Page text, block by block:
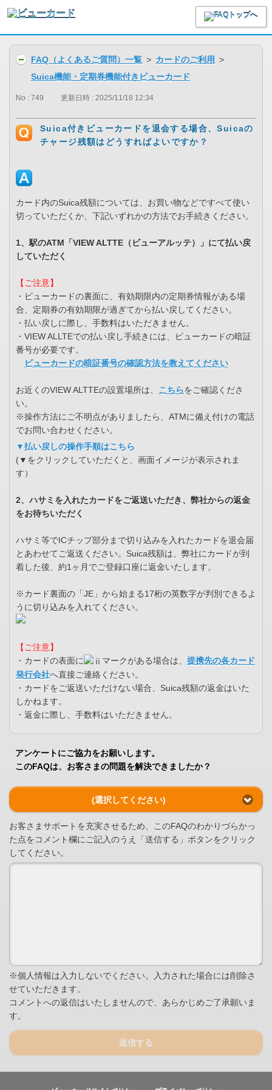
FAQ（よくあるご質問）一覧 > カードのご利用 >
Suica機能・定期券機能付きビューカード
No : 749 更新日時 : 2025/11/18 12:34
Suica付きビューカードを退会する場合、Suicaの
チャージ残額はどうすればよいですか？
カード内のSuica残額については、お買い物などですべて使い
切っていただくか、下記いずれかの方法でお手続きください。
1、駅のATM「VIEW ALTTE（ビューアルッテ）」にて払い戻
していただく
【ご注意】
・ビューカードの裏面に、有効期限内の定期券情報がある場
合、定期券の有効期限が過ぎてから払い戻してください。
・払い戻しに際し、手数料はいただきません。
・VIEW ALLTEでの払い戻し手続きには、ビューカードの暗証
番号が必要です。
ビューカードの暗証番号の確認方法を教えてください
お近くのVIEW ALTTEの設置場所は、 こちらをご確認くださ
い。
※操作方法にご不明点がありましたら、ATMに備え付けの電話
でお問い合わせください。
▼払い戻しの操作手順はこちら
(▼をクリックしていただくと、画面イメージが表示されま
す）
2、ハサミを入れたカードをご返送いただき、弊社からの返金
をお待ちいただく
ハサミ等でICチップ部分まで切り込みを入れたカードを退会届
とあわせてご返送ください。Suica残額は、弊社にカードが到
着した後、約1ヶ月でご登録口座に返金いたします。
※カード裏面の「JE」から始まる17桁の英数字が判別できるよ
うに切り込みを入れてください。
【ご注意】
・カードの表面に
マークがある場合は、 提携先の各カード
発行会社へ直接ご連絡ください。
・カードをご返送いただけない場合、Suica残額の返金はいた
しかねます。
・返金に際し、手数料はいただきません。
アンケートにご協力をお願いします。
このFAQは、お客さまの問題を解決できましたか？
(選択してください)
お客さまサポートを充実させるため、このFAQのわかりづらかっ
た点をコメント欄にご記入のうえ「送信する」ボタンをクリック
してください。
※個人情報は入力しないでください。入力された場合には削除さ
せていただきます。
コメントへの返信はいたしませんので、あらかじめご了承願いま
す。
送信する